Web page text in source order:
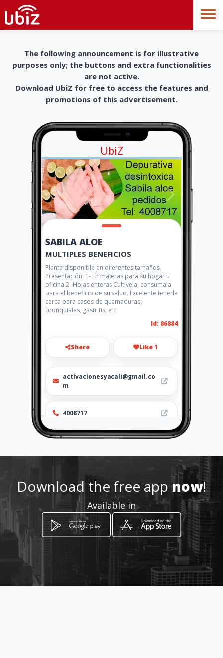
The following announcement is for illustrative
purposes only; the buttons and extra functionalities
are not active.
Download UbiZ for free to access the features and
promotions of this advertisement.
UbiZ
SABILA ALOE
MULTIPLES BENEFICIOS
Planta disponible en diferentes tamaños.
Presentación: 1- En materas para su hogar u
oficina 2- Hojas enteras Cultivela, consumala
para el beneficio de su salud. Excelente tenerla
cerca para casos de quemaduras,
bronquiales, gastritis, etc
Id: 86884
Share Like 1
activacionesyacali@gmail.co
m
4008717
http://www.amarillasinternet
-
How to get
Download the free appnow!
Available in